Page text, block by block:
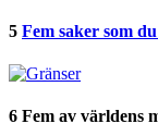
5 Fem saker som
6 Fem av världens